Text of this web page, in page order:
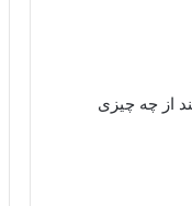
از چه چیزی